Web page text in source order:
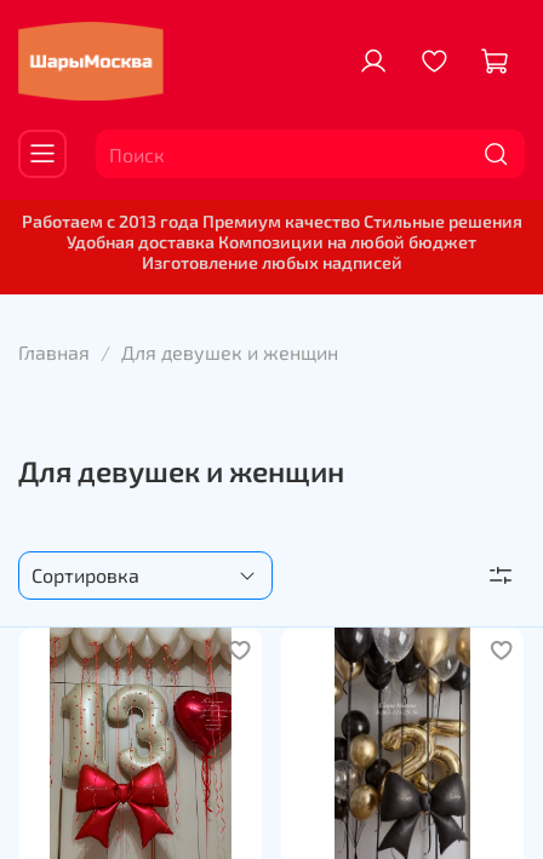
Работаем с 2013 года Премиум качество Стильные решения
Удобная доставка Композиции на любой бюджет
Изготовление любых надписей
Главная Для девушек и женщин
Для девушек и женщин